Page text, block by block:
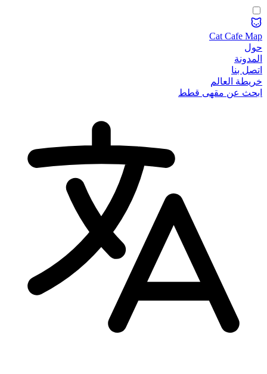
Cat Cafe Map
حول
المدونة
اتصل بنا
خريطة العالم
ابحث عن مقهى قطط